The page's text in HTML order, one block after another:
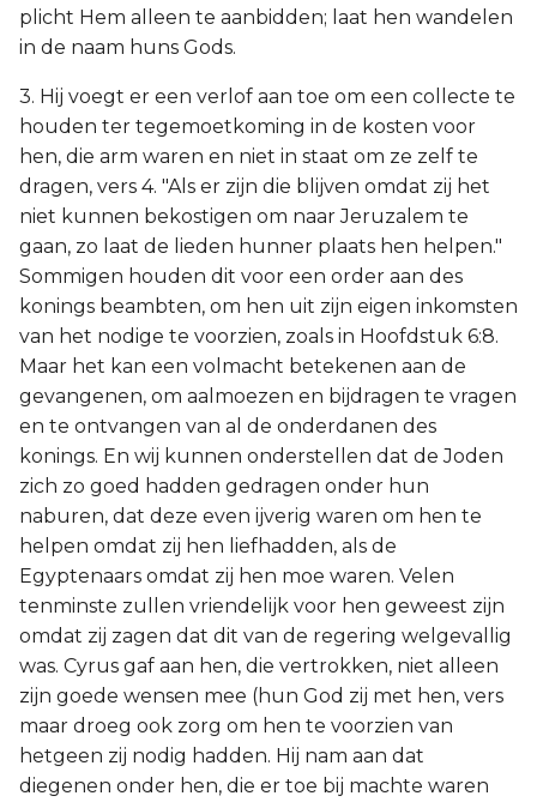
plicht Hem alleen te aanbidden; laat hen wandelen
in de naam huns Gods.
3. Hij voegt er een verlof aan toe om een collecte te
houden ter tegemoetkoming in de kosten voor
hen, die arm waren en niet in staat om ze zelf te
dragen, vers 4. "Als er zijn die blijven omdat zij het
niet kunnen bekostigen om naar Jeruzalem te
gaan, zo laat de lieden hunner plaats hen helpen."
Sommigen houden dit voor een order aan des
konings beambten, om hen uit zijn eigen inkomsten
van het nodige te voorzien, zoals in Hoofdstuk 6:8.
Maar het kan een volmacht betekenen aan de
gevangenen, om aalmoezen en bijdragen te vragen
en te ontvangen van al de onderdanen des
konings. En wij kunnen onderstellen dat de Joden
zich zo goed hadden gedragen onder hun
naburen, dat deze even ijverig waren om hen te
helpen omdat zij hen liefhadden, als de
Egyptenaars omdat zij hen moe waren. Velen
tenminste zullen vriendelijk voor hen geweest zijn
omdat zij zagen dat dit van de regering welgevallig
was. Cyrus gaf aan hen, die vertrokken, niet alleen
zijn goede wensen mee (hun God zij met hen, vers
maar droeg ook zorg om hen te voorzien van
hetgeen zij nodig hadden. Hij nam aan dat
diegenen onder hen, die er toe bij machte waren